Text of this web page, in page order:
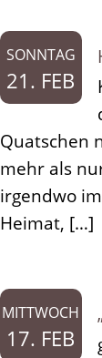
SONNTAG
21. FEB
Quatschen
mehr als
irgendwo
Heimat, […]
MITTWOCH
17. FEB